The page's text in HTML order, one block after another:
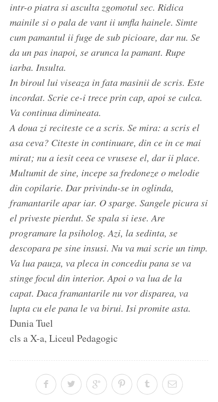
intr-o piatra si asculta zgomotul sec. Ridica
mainile si o pala de vant ii umfla hainele. Simte
cum pamantul ii fuge de sub picioare, dar nu. Se
da un pas inapoi, se arunca la pamant. Rupe
iarba. Insulta.
In biroul lui viseaza in fata masinii de scris. Este
incordat. Scrie ce-i trece prin cap, apoi se culca.
Va continua dimineata.
A doua zi reciteste ce a scris. Se mira: a scris el
asa ceva? Citeste in continuare, din ce in ce mai
mirat; nu a iesit ceea ce vrusese el, dar ii place.
Multumit de sine, incepe sa fredoneze o melodie
din copilarie. Dar privindu-se in oglinda,
framantarile apar iar. O sparge. Sangele picura si
el priveste pierdut. Se spala si iese. Are
programare la psiholog. Azi, la sedinta, se
descopara pe sine insusi. Nu va mai scrie un timp.
Va lua pauza, va pleca in concediu pana se va
stinge focul din interior. Apoi o va lua de la
capat. Daca framantarile nu vor disparea, va
lupta cu ele pana le va birui. Isi promite asta.
Dunia Tuel
cls a X-a, Liceul Pedagogic